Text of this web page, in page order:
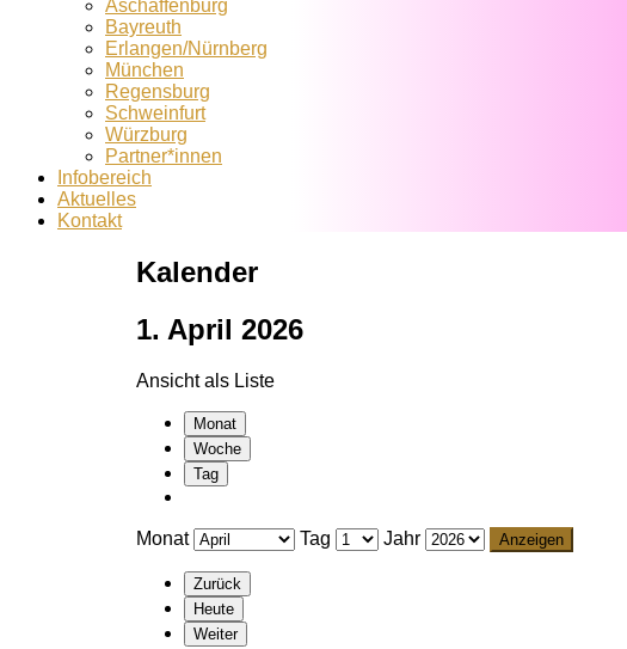
Aschaffenburg
Bayreuth
Erlangen/Nürnberg
München
Regensburg
Schweinfurt
Würzburg
Partner*innen
Infobereich
Aktuelles
Kontakt
Kalender
1. April 2026
Ansicht als Liste
Monat
Woche
Tag
Monat Tag Jahr
Zurück
Heute
Weiter